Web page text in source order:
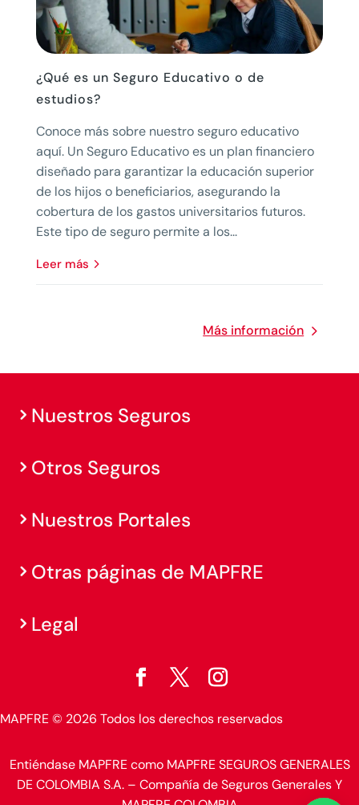
¿Qué es un Seguro Educativo o de
estudios?
Conoce más sobre nuestro seguro educativo
aquí. Un Seguro Educativo es un plan financiero
diseñado para garantizar la educación superior
de los hijos o beneficiarios, asegurando la
cobertura de los gastos universitarios futuros.
Este tipo de seguro permite a los...
leer más
Más información
Nuestros Seguros
Otros Seguros
Nuestros Portales
Otras páginas de MAPFRE
Legal
MAPFRE © 2026 Todos los derechos reservados
Entiéndase MAPFRE como MAPFRE SEGUROS GENERALES
DE COLOMBIA S.A. – Compañía de Seguros Generales Y